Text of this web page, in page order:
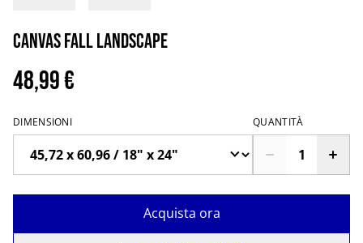
Canvas fall landscape
48,99 €
DIMENSIONI QUANTITÀ
Acquista ora